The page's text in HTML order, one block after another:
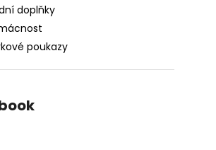
doplňky
poukazy